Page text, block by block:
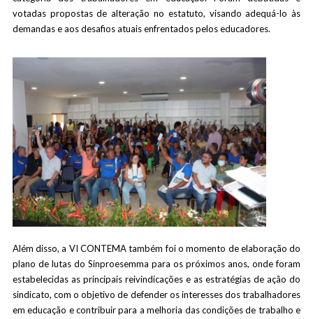
votadas propostas de alteração no estatuto, visando adequá-lo às
demandas e aos desafios atuais enfrentados pelos educadores.
Além disso, a VI CONTEMA também foi o momento de elaboração do
plano de lutas do Sinproesemma para os próximos anos, onde foram
estabelecidas as principais reivindicações e as estratégias de ação do
sindicato, com o objetivo de defender os interesses dos trabalhadores
em educação e contribuir para a melhoria das condições de trabalho e